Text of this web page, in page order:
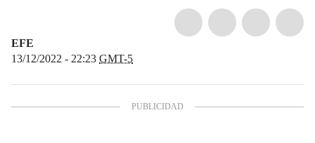
EFE
13/12/2022 - 22:23 GMT-5